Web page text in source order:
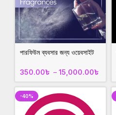
পারফিউম ব্যবসার জন্য ওয়েবসাইট
350.00৳ – 15,000.00৳
-40%